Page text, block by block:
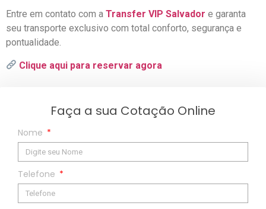
Entre em contato com a Transfer VIP Salvador e garanta
seu transporte exclusivo com total conforto, segurança e
pontualidade.
Clique aqui para reservar agora
Faça a sua Cotação Online
Nome
Telefone